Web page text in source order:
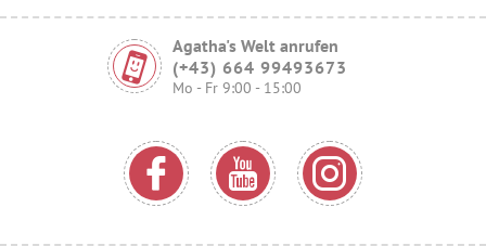
Agatha's Welt anrufen
(+43) 664 99493673
Mo - Fr 9:00 - 15:00